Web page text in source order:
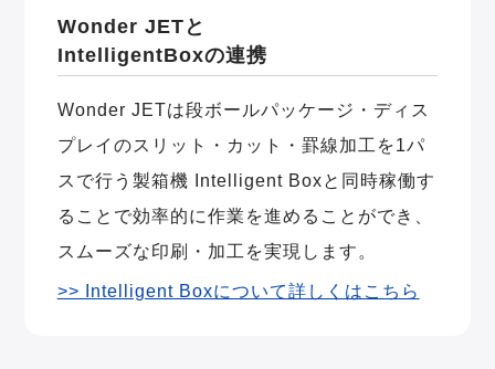
Wonder JETと
IntelligentBoxの連携
Wonder JETは段ボールパッケージ・ディス
プレイのスリット・カット・罫線加工を1パ
スで行う製箱機 Intelligent Boxと同時稼働す
ることで効率的に作業を進めることができ、
スムーズな印刷・加工を実現します。
>> Intelligent Boxについて詳しくはこちら